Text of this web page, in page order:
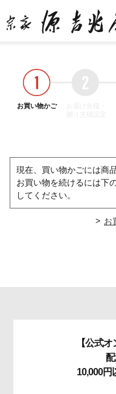
お買い物かご
現在、買い物かごには商
お買い物を続けるには下
してください。
>
【公式
10,000円